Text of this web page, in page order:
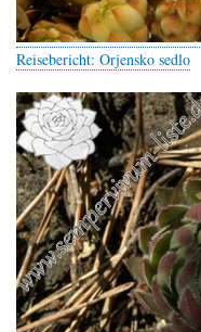
Reisebericht: Orjensko sedlo